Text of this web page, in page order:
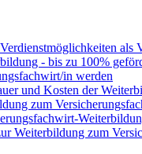
als
- bis zu 100%
in werden
und Kosten der
zum
Weiterbildung zum